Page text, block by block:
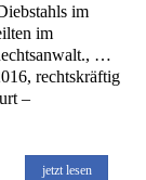
im
im
…
rechtskräftig
–
jetzt lesen